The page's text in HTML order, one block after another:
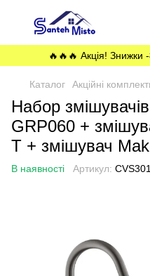
🔥🔥🔥 Акція!
Каталог Акційні
Набор
GRP060 +
T + змішувач
В наявності Артикул: